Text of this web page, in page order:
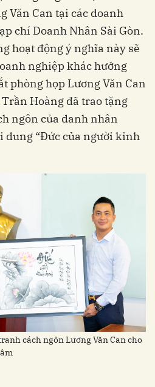
Văn Can tại các doanh
chí Doanh Nhân Sài Gòn.
hoạt động ý nghĩa này sẽ
nghiệp khác hưởng
phòng họp Lương Văn Can
Trần Hoàng đã trao tặng
ngôn của danh nhân
dung “Đức của người kinh
cách ngôn Lương Văn Can cho